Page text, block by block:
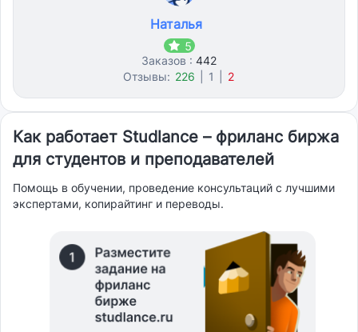
Наталья
5
Заказов : 442
Отзывы: 226 1 2
Как работает Studlance – фриланс биржа
для студентов и преподавателей
Помощь в обучении, проведение консультаций с лучшими
экспертами, копирайтинг и переводы.